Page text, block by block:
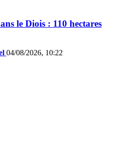
le Diois : 110 hectares
04/08/2026, 10:22